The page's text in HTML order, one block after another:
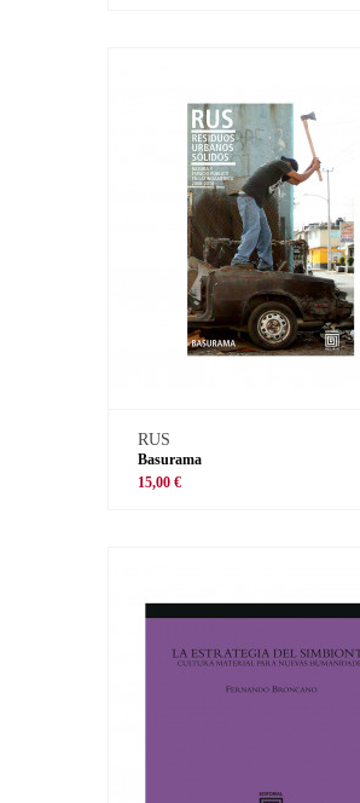
RUS
Basurama
15,00 €